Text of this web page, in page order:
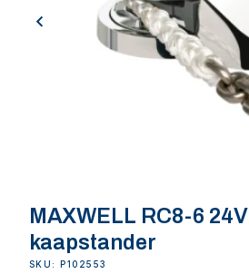
previous
MAXWELL RC8-6 24V
kaapstander
SKU: P102553